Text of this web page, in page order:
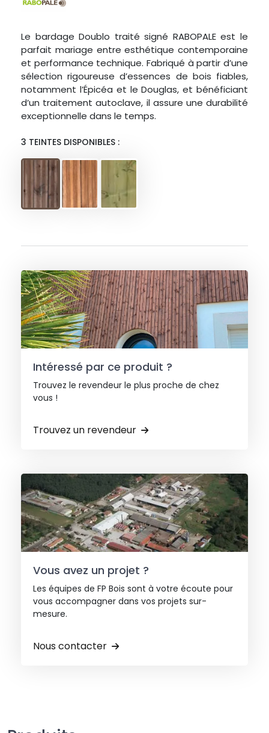
Le bardage Doublo traité signé RABOPALE est le
parfait mariage entre esthétique contemporaine
et performance technique. Fabriqué à partir d’une
sélection rigoureuse d’essences de bois fiables,
notamment l’Épicéa et le Douglas, et bénéficiant
d’un traitement autoclave, il assure une durabilité
exceptionnelle dans le temps.
3 TEINTES DISPONIBLES :
Intéressé par ce produit ?
Trouvez le revendeur le plus proche de chez
vous !
Trouvez un revendeur
Vous avez un projet ?
Les équipes de FP Bois sont à votre écoute pour
vous accompagner dans vos projets sur-
mesure.
Nous contacter